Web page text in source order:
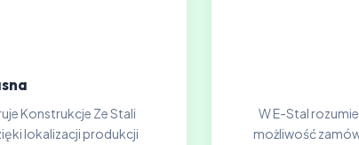
Konstrukcje Ze Stali
lokalizacji produkcji
W E-Stal
możliwość